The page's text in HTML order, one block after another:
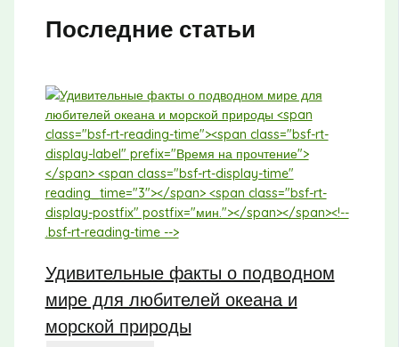
Последние статьи
Удивительные факты о подводном
мире для любителей океана и
морской природы